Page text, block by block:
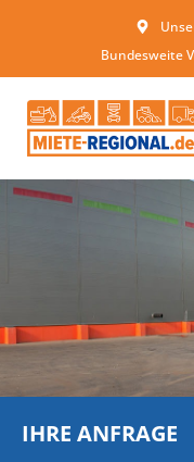
Bundesweite
IHRE ANFRAGE